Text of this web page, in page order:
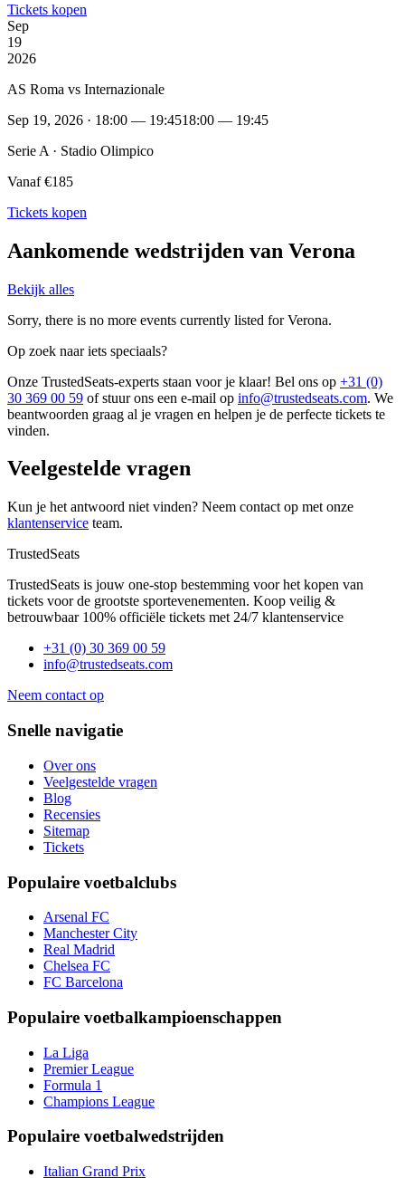
Tickets kopen
Sep
19
2026
AS Roma vs Internazionale
Sep 19, 2026 · 18:00 — 19:4518:00 — 19:45
Serie A · Stadio Olimpico
Vanaf €185
Tickets kopen
Aankomende wedstrijden van Verona
Bekijk alles
Sorry, there is no more events currently listed for Verona.
Op zoek naar iets speciaals?
Onze TrustedSeats-experts staan voor je klaar! Bel ons op +31 (0)
30 369 00 59 of stuur ons een e-mail op info@trustedseats.com. We
beantwoorden graag al je vragen en helpen je de perfecte tickets te
vinden.
Veelgestelde vragen
Kun je het antwoord niet vinden? Neem contact op met onze
klantenservice team.
TrustedSeats
TrustedSeats is jouw one-stop bestemming voor het kopen van
tickets voor de grootste sportevenementen. Koop veilig &
betrouwbaar 100% officiële tickets met 24/7 klantenservice
+31 (0) 30 369 00 59
info@trustedseats.com
Neem contact op
Snelle navigatie
Over ons
Veelgestelde vragen
Blog
Recensies
Sitemap
Tickets
Populaire voetbalclubs
Arsenal FC
Manchester City
Real Madrid
Chelsea FC
FC Barcelona
Populaire voetbalkampioenschappen
La Liga
Premier League
Formula 1
Champions League
Populaire voetbalwedstrijden
Italian Grand Prix